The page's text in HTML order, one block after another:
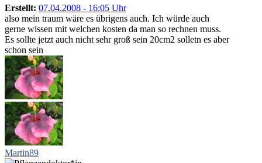
Erstellt: 07.04.2008 - 16:05 Uhr
also mein traum wäre es übrigens auch. Ich würde auch
gerne wissen mit welchen kosten da man so rechnen muss.
Es sollte jetzt auch nicht sehr groß sein 20cm2 solletn es aber
schon sein
Martin89